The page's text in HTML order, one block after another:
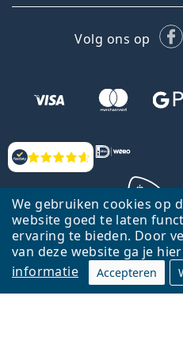
We gebruiken cookies op
website goed te laten
ervaring te bieden. Door
van deze website ga je
informatie
Accepteren
Beoordelingen
Volg ons op
Terug naar de
Lentiamo.nl is eigendom van en
Tsjechië
Hier al